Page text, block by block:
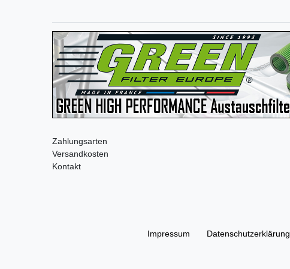
Zahlungsarten
Versandkosten
Kontakt
Impressum Daten­schutz­erklärung